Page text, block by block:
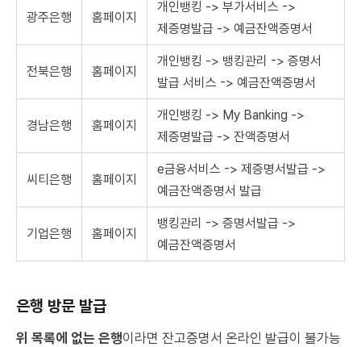
광주은행 홈페이지
개인뱅킹 -> 부가서비스 ->
제증명발급 -> 예금잔액증명서
전북은행 홈페이지
개인뱅킹 -> 뱅킹관리 -> 증명서
발급 서비스 -> 예금잔액증명서
경남은행 홈페이지
개인뱅킹 -> My Banking ->
제증명발급 -> 잔액증명서
씨티은행 홈페이지
e금융서비스 -> 제증명서발급 ->
예금잔액증명서 발급
기업은행 홈페이지
뱅킹관리 -> 증명서발급 ->
예금잔액증명서
은행 방문 발급
위 목록에 없는 은행이라면 잔고증명서 온라인 발급이 불가능